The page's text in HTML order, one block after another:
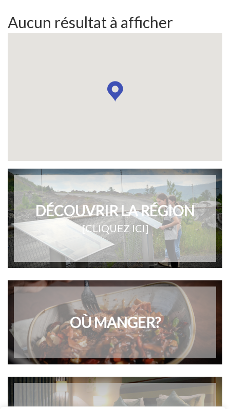
Aucun résultat à afficher
DÉCOUVRIR LA RÉGION
[CLIQUEZ ICI]
OÙ MANGER?